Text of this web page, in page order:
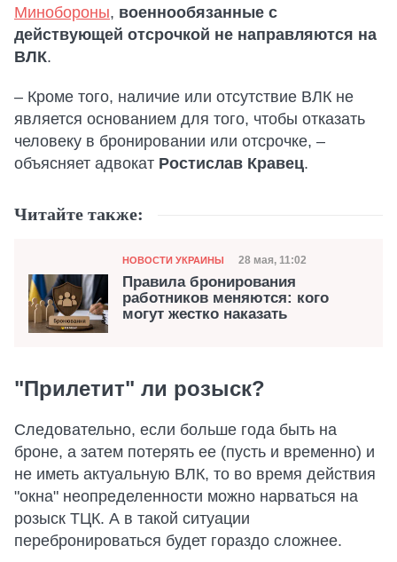
Минобороны, военнообязанные с
действующей отсрочкой не направляются на
ВЛК.
– Кроме того, наличие или отсутствие ВЛК не
является основанием для того, чтобы отказать
человеку в бронировании или отсрочке, –
объясняет адвокат Ростислав Кравец.
Читайте также:
Категория
НОВОСТИ УКРАИНЫ Дата публикации
28 мая, 11:02
Правила бронирования
работников меняются: кого
могут жестко наказать
"Прилетит" ли розыск?
Следовательно, если больше года быть на
броне, а затем потерять ее (пусть и временно) и
не иметь актуальную ВЛК, то во время действия
"окна" неопределенности можно нарваться на
розыск ТЦК. А в такой ситуации
перебронироваться будет гораздо сложнее.